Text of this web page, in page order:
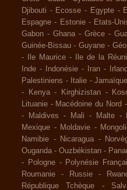
Djibouti - Ecosse - Egypte -
Espagne - Estonie - Etats-
Gabon - Ghana - Grèce -
Guinée-Bissau - Guyane -
-
Ile Maurice - Ile de la
Inde - Indonésie - Iran -
Palestiniens - Italie - Jamaïque
-
Kenya - Kirghizistan -
Lituanie - Macédoine du Nord -
-
Maldives - Mali - Malte -
Mexique - Moldavie -
Namibie - Nicaragua -
Ouganda -Ouzbékistan -
-
Pologne - Polynésie
Roumanie
- Russie -
République Tchèque
-